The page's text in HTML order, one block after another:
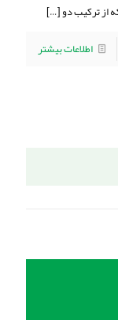
[…]
اطلاعات بیشتر